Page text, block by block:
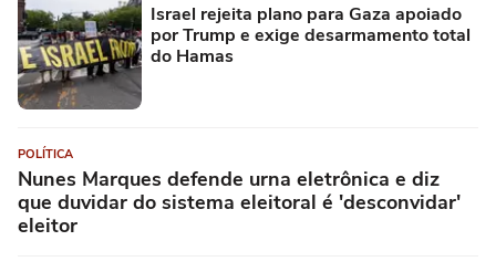
Israel rejeita plano para Gaza apoiado
por Trump e exige desarmamento total
do Hamas
POLÍTICA
Nunes Marques defende urna eletrônica e diz
que duvidar do sistema eleitoral é 'desconvidar'
eleitor